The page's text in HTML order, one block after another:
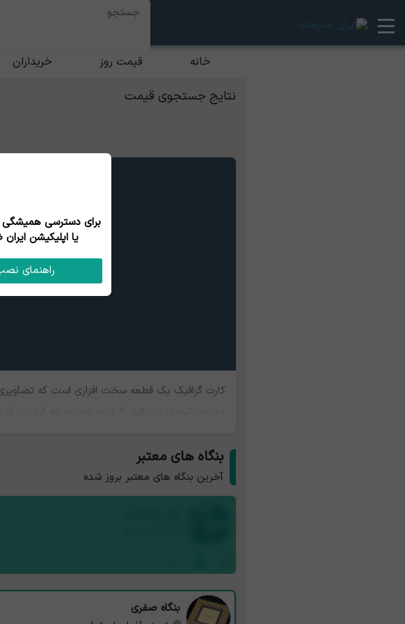
خانه قیمت روز خریداران
نتایج جستجوی قیمت
کارت گرافیک یک قطعه سخت افزاری است که تصاویری
بنگاه های معتبر
آخرین بنگاه های معتبر بروز شده
بنگاه صفری
یا اپلیکیشن
راهنمای